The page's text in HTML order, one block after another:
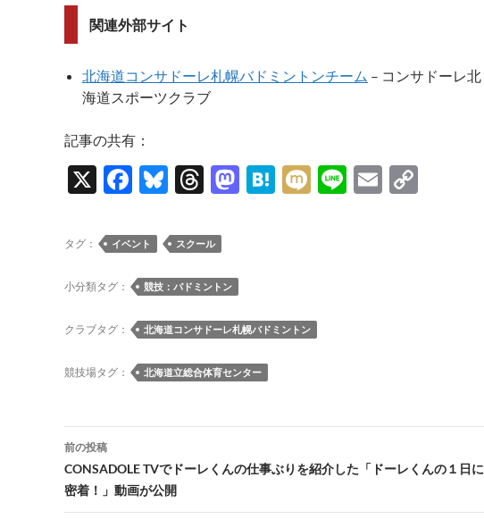
関連外部サイト
北海道コンサドーレ札幌バドミントンチーム – コンサドーレ北
海道スポーツクラブ
記事の共有：
X
F
e
o
o
Bl
es
y
T
e
ds
M
n
H
M Li
E
タグ： イベント スクール
小分類タグ： 競技：バドミントン
クラブタグ： 北海道コンサドーレ札幌バドミントン
競技場タグ： 北海道立総合体育センター
投
稿
ナ
前の投稿
CONSADOLE TVでドーレくんの仕事ぶりを紹介した「ドーレくんの１日に
密着！」動画が公開